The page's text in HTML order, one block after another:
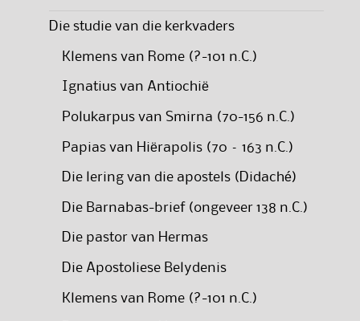
Die studie van die kerkvaders
Klemens van Rome (?-101 n.C.)
Ignatius van Antiochië
Polukarpus van Smirna (70-156 n.C.)
Papias van Hiërapolis (70 – 163 n.C.)
Die lering van die apostels (Didaché)
Die Barnabas-brief (ongeveer 138 n.C.)
Die pastor van Hermas
Die Apostoliese Belydenis
Klemens van Rome (?-101 n.C.)